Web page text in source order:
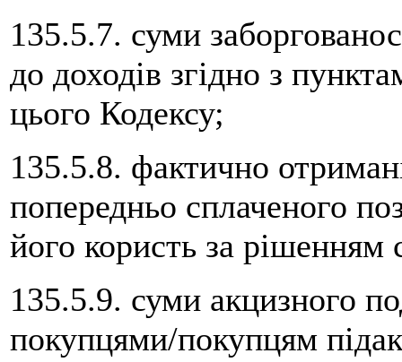
135.5.7. суми
до доходів згідно з
цього Кодексу;
135.5.8. фактично
попередньо сплаченого
його користь за рішенням
135.5.9. суми акцизного
покупцями/покупцям